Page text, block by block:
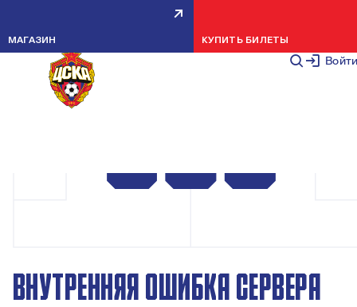
Войти
МАГАЗИН КУПИТЬ БИЛЕТЫ
ВНУТРЕННЯЯ ОШИБКА СЕРВЕРА